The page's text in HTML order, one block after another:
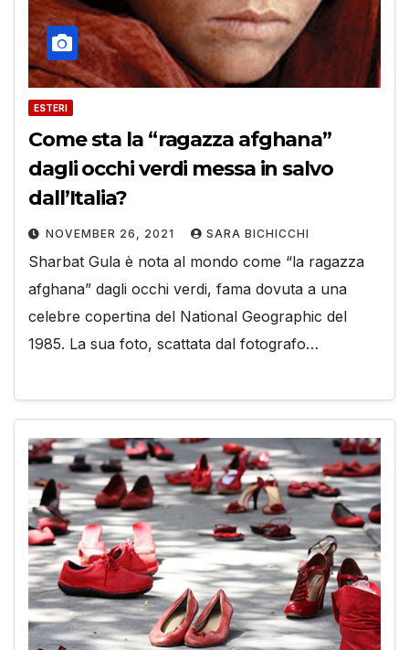
ESTERI
Come sta la “ragazza afghana”
dagli occhi verdi messa in salvo
dall’Italia?
NOVEMBER 26, 2021 SARA BICHICCHI
Sharbat Gula è nota al mondo come “la ragazza
afghana” dagli occhi verdi, fama dovuta a una
celebre copertina del National Geographic del
1985. La sua foto, scattata dal fotografo…